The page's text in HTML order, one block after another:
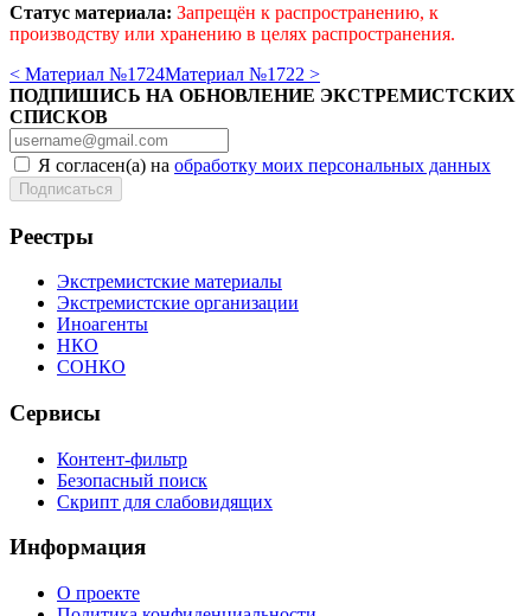
Статус материала: Запрещён к распространению, к
производству или хранению в целях распространения.
< Материал №1724Материал №1722 >
ПОДПИШИСЬ НА ОБНОВЛЕНИЕ ЭКСТРЕМИСТСКИХ
СПИСКОВ
Я согласен(а) на обработку моих персональных данных
Реестры
Экстремистские материалы
Экстремистские организации
Иноагенты
НКО
СОНКО
Сервисы
Контент-фильтр
Безопасный поиск
Скрипт для слабовидящих
Информация
О проекте